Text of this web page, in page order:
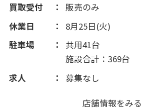
買取受付
販売のみ
休業日
8月25日(火)
駐車場
共用41台
施設合計：369台
求人
募集なし
店舗情報をみる